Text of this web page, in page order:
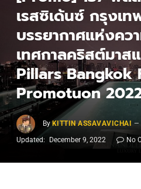
เรสซิเด้นซ์ กรุงเ
บรรยากาศแห่งค
เทศกาลคริสต์มาส
Pillars Bangkok
Promotuon
By KITTIN ASSAVAVICHAI
Updated:
December 9, 2022 No